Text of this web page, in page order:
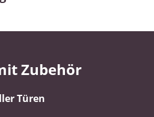
Zubehör
Türen